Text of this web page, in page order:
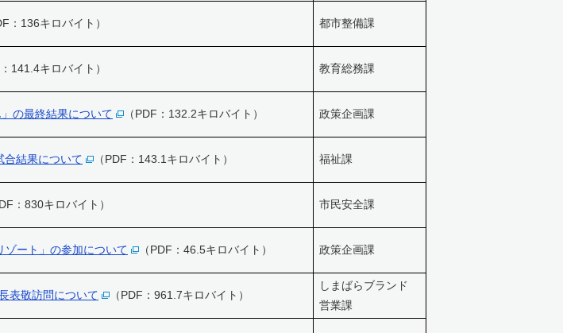
：136キロバイト） 都市整備課
：141.4キロバイト） 教育総務課
の最終結果について （PDF：132.2キロバイト） 政策企画課
合結果について （PDF：143.1キロバイト） 福祉課
：830キロバイト） 市民安全課
ゾート」の参加について （PDF：46.5キロバイト） 政策企画課
表敬訪問について （PDF：961.7キロバイト）
しまばらブランド
営業課